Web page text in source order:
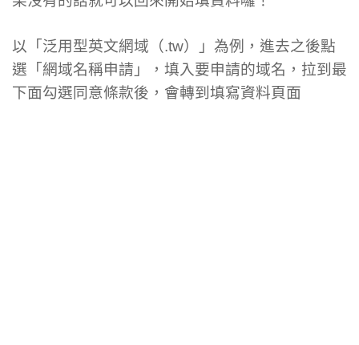
以「泛用型英文網域（.tw）」為例，進去之後點
選「網域名稱申請」，填入要申請的域名，拉到最
下面勾選同意條款後，會轉到填寫資料頁面